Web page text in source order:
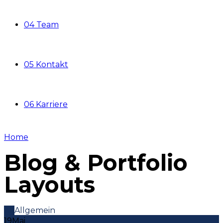
04 Team
05 Kontakt
06 Karriere
Home
Blog & Portfolio
Layouts
Allgemein
19Mai